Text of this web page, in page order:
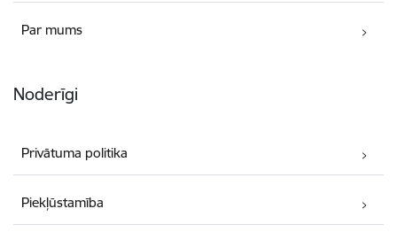
Par mums
Noderīgi
Privātuma politika
Piekļūstamība